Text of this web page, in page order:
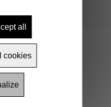
all
cookies